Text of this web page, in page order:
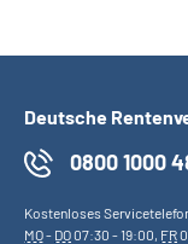
Deutsche
0800 1000
Kostenloses
MO- DO07:30 - 19:00, FR